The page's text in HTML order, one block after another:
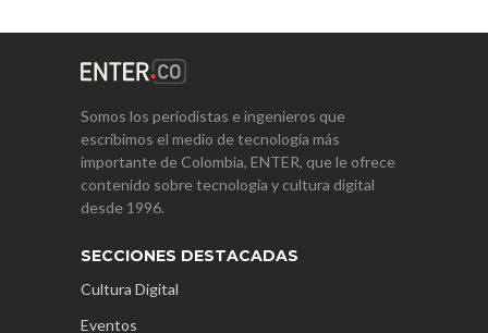
Somos los periodistas e ingenieros que
escribimos el medio de tecnología más
importante de Colombia, ENTER, que le ofrece
contenido sobre tecnología y cultura digital
desde 1996.
SECCIONES DESTACADAS
Cultura Digital
Eventos